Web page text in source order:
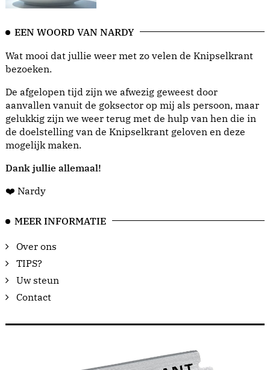
EEN WOORD VAN NARDY
Wat mooi dat jullie weer met zo velen de Knipselkrant
bezoeken.
De afgelopen tijd zijn we afwezig geweest door
aanvallen vanuit de goksector op mij als persoon, maar
gelukkig zijn we weer terug met de hulp van hen die in
de doelstelling van de Knipselkrant geloven en deze
mogelijk maken.
Dank jullie allemaal!
❤️ Nardy
MEER INFORMATIE
Over ons
TIPS?
Uw steun
Contact